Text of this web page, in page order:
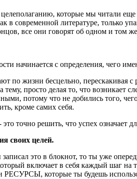
которые мы читали
в современной литературе, только
все они говорят об одном и том
начинается с определения, чего
по жизни бесцельно, перескакивая с
просто делая то, что возникает
потому что не добились того,
кроме самих себя.
точно решить, что успех означает
своих целей.
это в блокнот, то ты уже
включает в себя каждый шаг
РЕСУРСЫ, которые ты будешь